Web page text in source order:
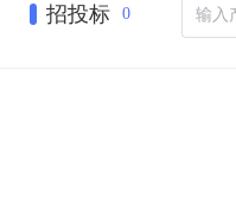
招投标 0